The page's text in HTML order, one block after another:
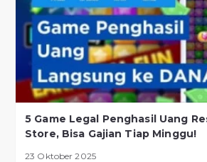
5 Game Legal Penghasil Uang
Store, Bisa Gajian Tiap Minggu!
23 Oktober 2025